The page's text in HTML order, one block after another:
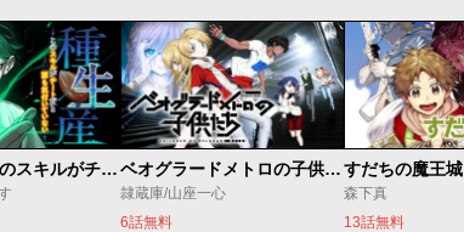
種生産 ～このスキルがチートだとまだ誰も気付いていない～ ベオグラードメトロの子供たち
隷蔵庫/山座一心
6話無料
すだちの魔王城
森下真
13話無料